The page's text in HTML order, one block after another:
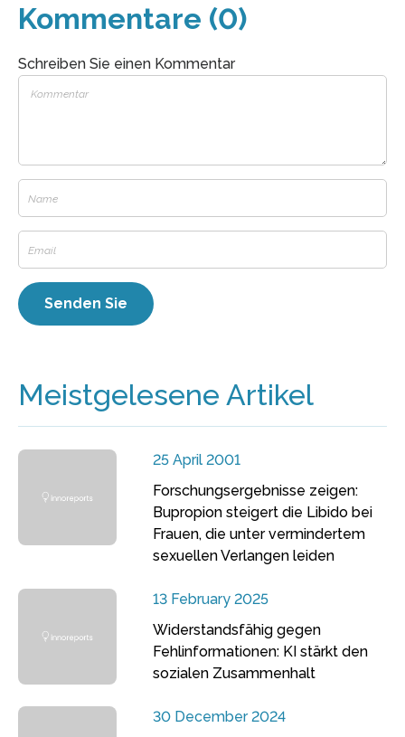
Kommentare (0)
Schreiben Sie einen Kommentar
Meistgelesene Artikel
25 April 2001
Forschungsergebnisse zeigen:
Bupropion steigert die Libido bei
Frauen, die unter vermindertem
sexuellen Verlangen leiden
13 February 2025
Widerstandsfähig gegen
Fehlinformationen: KI stärkt den
sozialen Zusammenhalt
30 December 2024